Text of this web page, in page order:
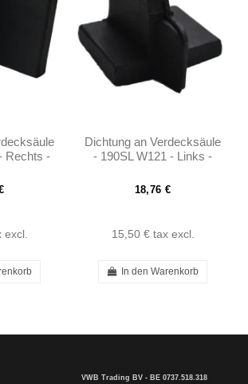
Rechts -
excl.
Dichtung an Verdecksäule
- 190SL W121 - Links -
18,76 €
15,50 € tax excl.
In den Warenkorb
VWB Trading BV - BE 0737.518.318